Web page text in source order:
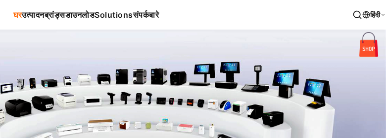
घरउत्पादनब्रांड्सडाउनलोडSolutionsसंपर्कबारे हिंदी